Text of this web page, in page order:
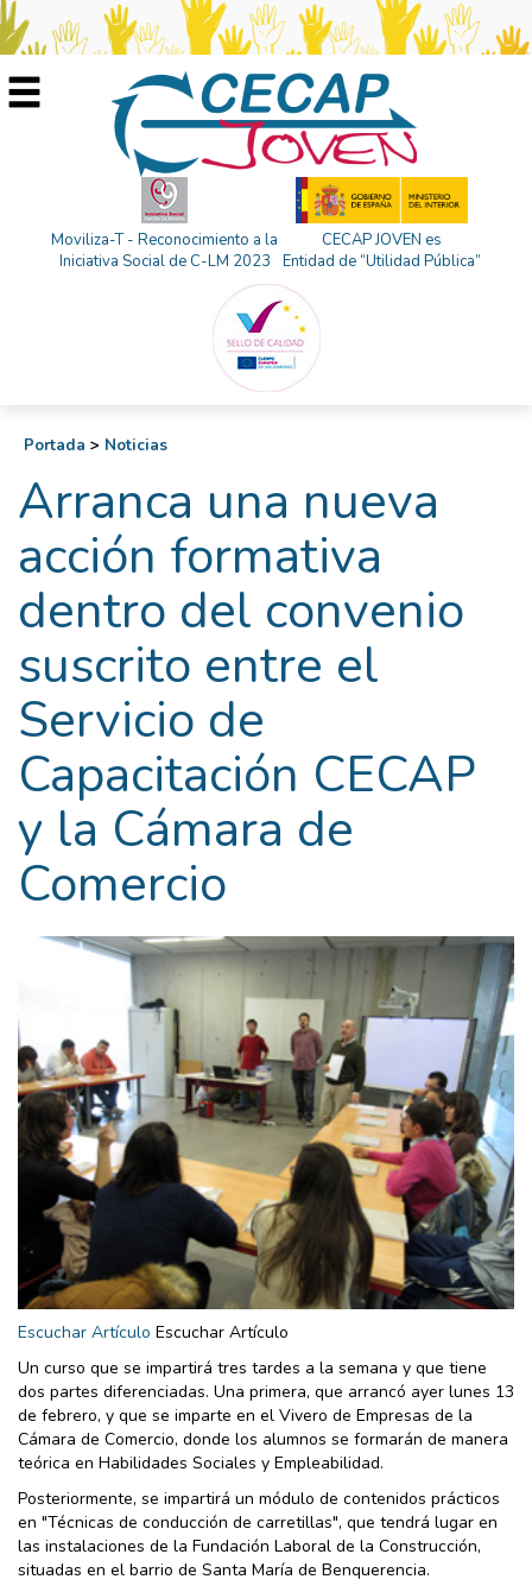
Moviliza-T - Reconocimiento a la
Iniciativa Social de C-LM 2023
CECAP JOVEN es
Entidad de “Utilidad Pública”
Portada > Noticias
Arranca una nueva
acción formativa
dentro del convenio
suscrito entre el
Servicio de
Capacitación CECAP
y la Cámara de
Comercio
Escuchar Artículo Escuchar Artículo
Un curso que se impartirá tres tardes a la semana y que tiene
dos partes diferenciadas. Una primera, que arrancó ayer lunes 13
de febrero, y que se imparte en el Vivero de Empresas de la
Cámara de Comercio, donde los alumnos se formarán de manera
teórica en Habilidades Sociales y Empleabilidad.
Posteriormente, se impartirá un módulo de contenidos prácticos
en "Técnicas de conducción de carretillas", que tendrá lugar en
las instalaciones de la Fundación Laboral de la Construcción,
situadas en el barrio de Santa María de Benquerencia.